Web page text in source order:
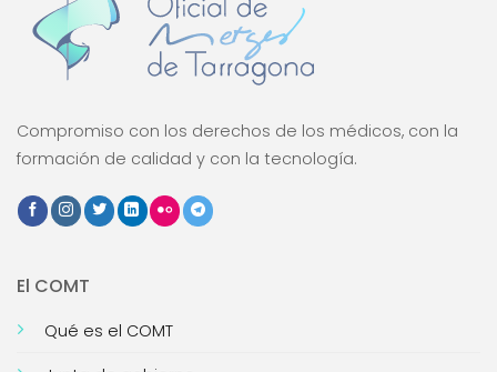
Compromiso con los derechos de los médicos, con la
formación de calidad y con la tecnología.
El COMT
Qué es el COMT